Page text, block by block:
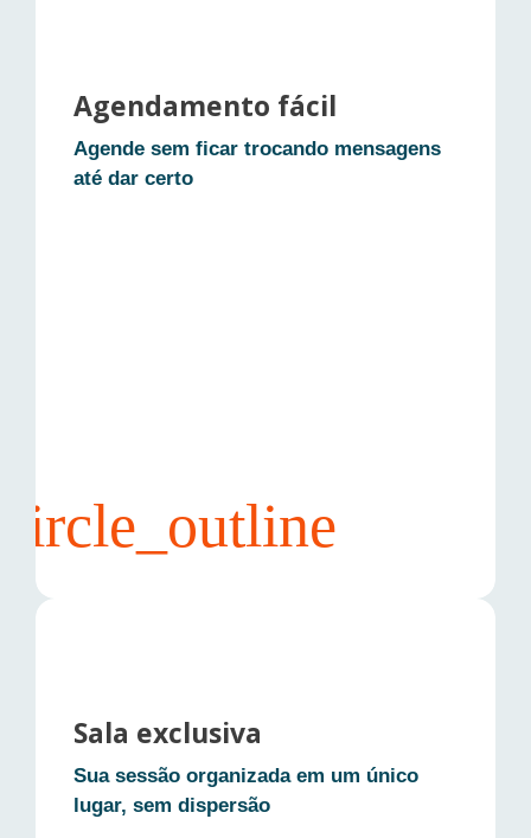
Agendamento fácil
Agende sem ficar trocando mensagens
até dar certo
• Até 5 opções por vez, para acelerar a
Sala exclusiva
Sua sessão organizada em um único
lugar, sem dispersão